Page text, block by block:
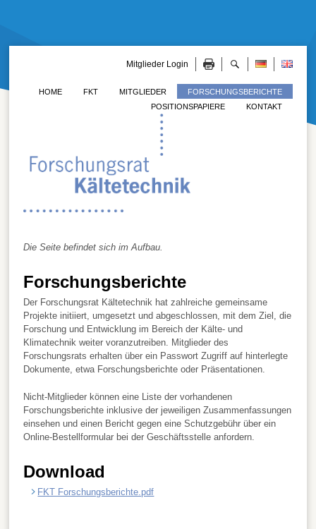
Mitglieder Login
HOME FKT MITGLIEDER
FORSCHUNGSBERICHTE
POSITIONSPAPIERE
KONTAKT
Die Seite befindet sich im Aufbau.
Forschungsberichte
Der Forschungsrat Kältetechnik hat zahlreiche gemeinsame
Projekte initiiert, umgesetzt und abgeschlossen, mit dem Ziel, die
Forschung und Entwicklung im Bereich der Kälte- und
Klimatechnik weiter voranzutreiben. Mitglieder des
Forschungsrats erhalten über ein Passwort Zugriff auf hinterlegte
Dokumente, etwa Forschungsberichte oder Präsentationen.
Nicht-Mitglieder können eine Liste der vorhandenen
Forschungsberichte inklusive der jeweiligen Zusammenfassungen
einsehen und einen Bericht gegen eine Schutzgebühr über ein
Online-Bestellformular bei der Geschäftsstelle anfordern.
Download
FKT Forschungsberichte.pdf